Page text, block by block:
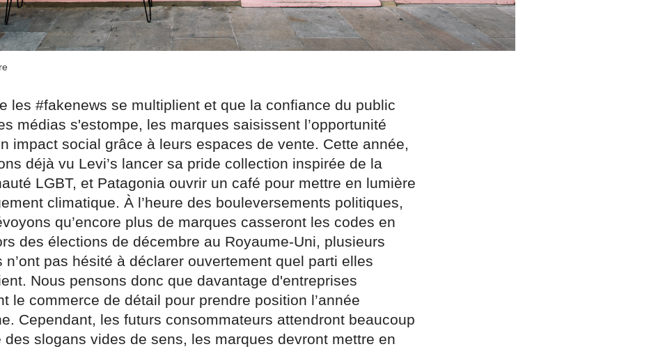
les #fakenews se multiplient et que la confiance du public
médias s'estompe, les marques saisissent l’opportunité
impact social grâce à leurs espaces de vente. Cette année,
déjà vu Levi’s lancer sa pride collection inspirée de la
LGBT, et Patagonia ouvrir un café pour mettre en lumière
climatique. À l’heure des bouleversements politiques,
qu’encore plus de marques casseront les codes en
des élections de décembre au Royaume-Uni, plusieurs
n’ont pas hésité à déclarer ouvertement quel parti elles
Nous pensons donc que davantage d'entreprises
le commerce de détail pour prendre position l’année
Cependant, les futurs consommateurs attendront beaucoup
des slogans vides de sens, les marques devront mettre en